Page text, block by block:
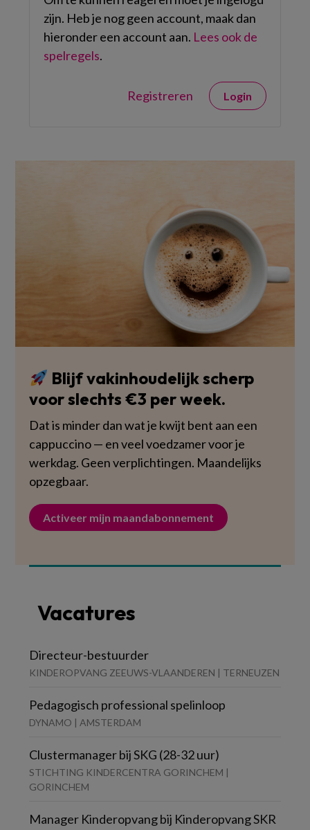
zijn. Heb je nog geen account, maak dan
hieronder een account aan. Lees ook de
spelregels.
Registreren Login
Blijf vakinhoudelijk scherp
voor slechts €3 per week.
Dat is minder dan wat je kwijt bent aan een
cappuccino — en veel voedzamer voor je
werkdag. Geen verplichtingen. Maandelijks
opzegbaar.
Activeer mijn maandabonnement
Vacatures
Directeur-bestuurder
KINDEROPVANG ZEEUWS-VLAANDEREN | TERNEUZEN
Pedagogisch professional spelinloop
DYNAMO | AMSTERDAM
Clustermanager bij SKG (28-32 uur)
STICHTING KINDERCENTRA GORINCHEM |
GORINCHEM
Manager Kinderopvang bij Kinderopvang SKR